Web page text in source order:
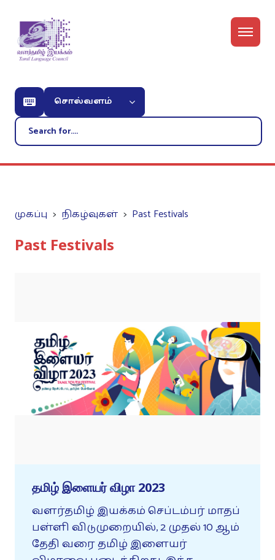
சொல்வளம்
முகப்பு நிகழ்வுகள் Past Festivals
Past Festivals
தமிழ் இளையர் விழா 2023
வளர்தமிழ் இயக்கம் செப்டம்பர் மாதப்
பள்ளி விடுமுறையில், 2 முதல் 10 ஆம்
தேதி வரை தமிழ் இளையர்